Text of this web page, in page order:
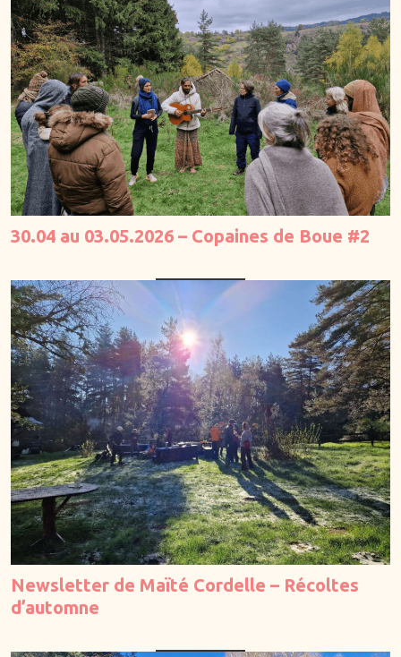
30.04 au 03.05.2026 – Copaines de Boue #2
Newsletter de Maïté Cordelle – Récoltes
d’automne